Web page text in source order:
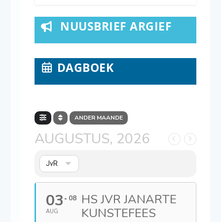
NUUSBRIEF ARGIEF
DAGBOEK
ANDER MAANDE
AUGUSTUS, 2026
JvR
03
AUG
08
HS JVR JANARTE
KUNSTEFEES